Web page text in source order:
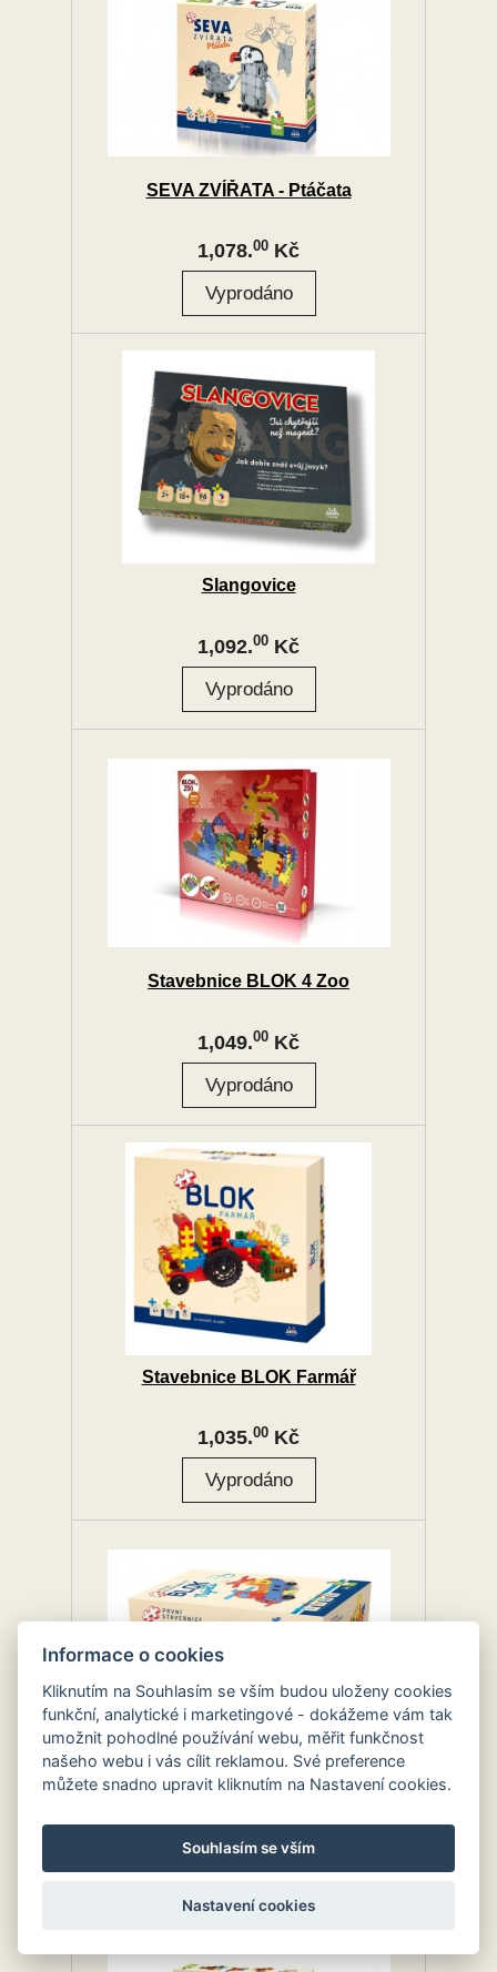
SEVA ZVÍŘATA - Ptáčata
1,078.00 Kč
Slangovice
1,092.00 Kč
Stavebnice BLOK 4 Zoo
1,049.00 Kč
Stavebnice BLOK Farmář
1,035.00 Kč
Doprodej
Stavebnice BLOK Největší
00
Informace o cookies
Kliknutím na Souhlasím se vším budou uloženy cookies
funkční, analytické i marketingové - dokážeme vám tak
umožnit pohodlné používání webu, měřit funkčnost
našeho webu i vás cílit reklamou. Své preference
můžete snadno upravit kliknutím na Nastavení cookies.
Souhlasím se vším
Nastavení cookies